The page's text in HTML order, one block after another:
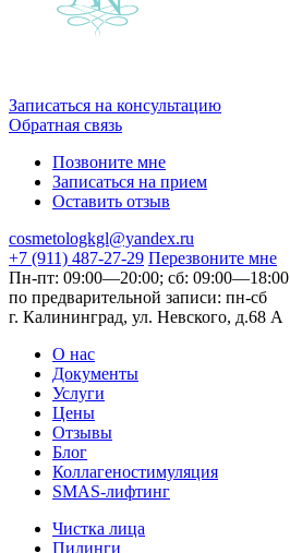
Записаться на консультацию
Обратная связь
Позвоните мне
Записаться на прием
Оставить отзыв
cosmetologkgl@yandex.ru
+7 (911) 487-27-29 Перезвоните мне
Пн-пт: 09:00—20:00; сб: 09:00—18:00
по предварительной записи: пн-сб
г. Калининград, ул. Невского, д.68 А
О нас
Документы
Услуги
Цены
Отзывы
Блог
Коллагеностимуляция
SMAS-лифтинг
Чистка лица
Пилинги